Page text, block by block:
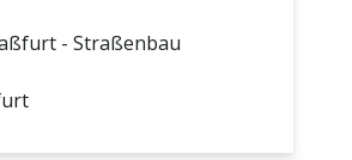
- Straßenbau